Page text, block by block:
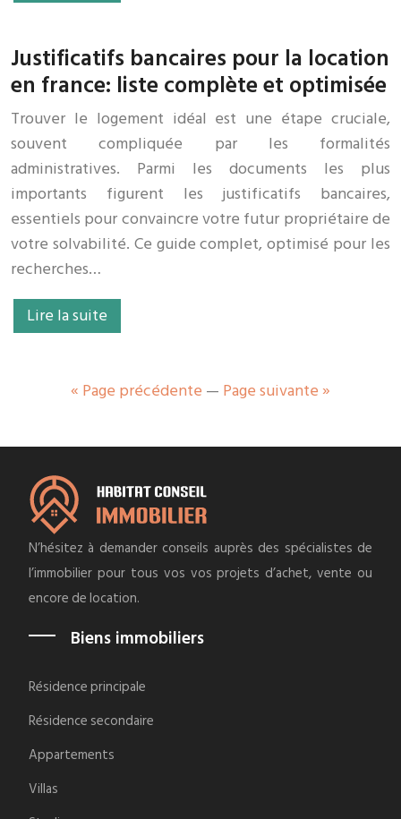
Justificatifs bancaires pour la location
en france: liste complète et optimisée
Trouver le logement idéal est une étape cruciale,
souvent compliquée par les formalités
administratives. Parmi les documents les plus
importants figurent les justificatifs bancaires,
essentiels pour convaincre votre futur propriétaire de
votre solvabilité. Ce guide complet, optimisé pour les
recherches…
Lire la suite
« Page précédente — Page suivante »
N’hésitez à demander conseils auprès des spécialistes de
l’immobilier pour tous vos vos projets d’achet, vente ou
encore de location.
Biens immobiliers
Résidence principale
Résidence secondaire
Appartements
Villas